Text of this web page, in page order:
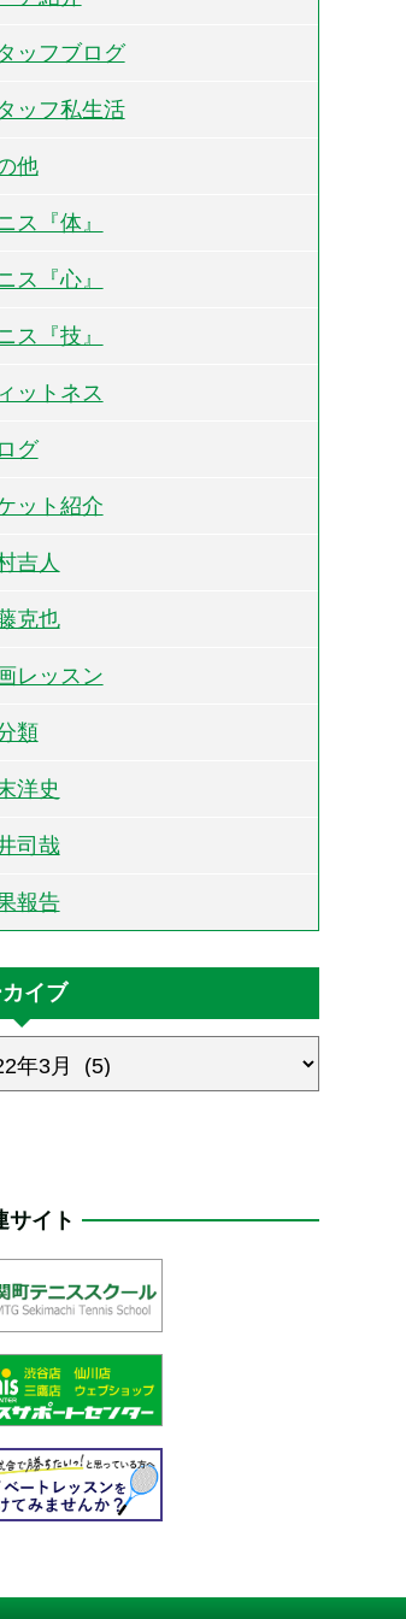
ッフブログ
ッフ私生活
他
ス『体』
ス『心』
ス『技』
ットネス
グ
ット紹介
吉人
克也
レッスン
類
洋史
司哉
報告
イブ
サイト